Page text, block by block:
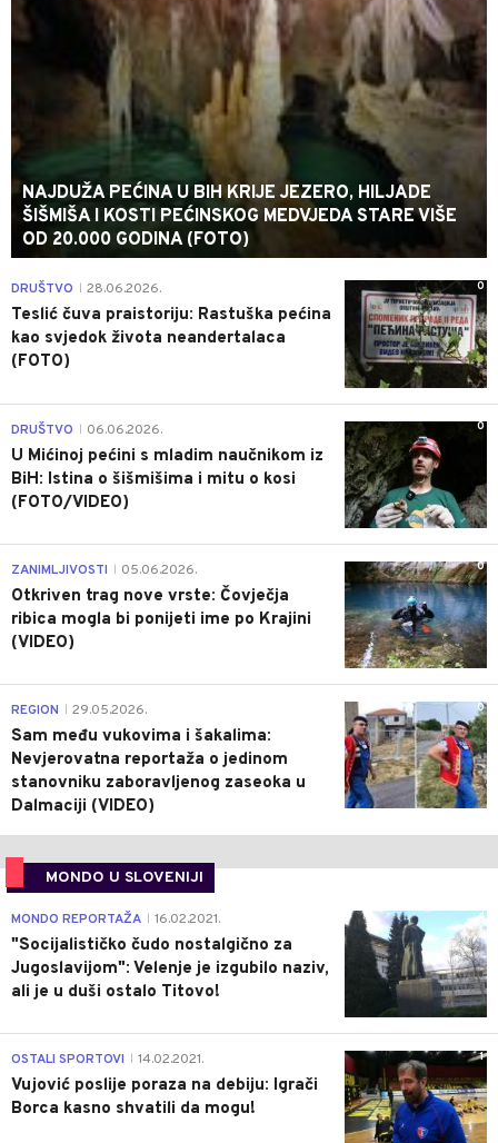
NAJDUŽA PEĆINA U BIH KRIJE JEZERO, HILJADE
ŠIŠMIŠA I KOSTI PEĆINSKOG MEDVJEDA STARE VIŠE
OD 20.000 GODINA (FOTO)
0
DRUŠTVO 28.06.2026.
Teslić čuva praistoriju: Rastuška pećina
kao svjedok života neandertalaca
(FOTO)
0
DRUŠTVO 06.06.2026.
U Mićinoj pećini s mladim naučnikom iz
BiH: Istina o šišmišima i mitu o kosi
(FOTO/VIDEO)
0
ZANIMLJIVOSTI 05.06.2026.
Otkriven trag nove vrste: Čovječja
ribica mogla bi ponijeti ime po Krajini
(VIDEO)
0
REGION 29.05.2026.
Sam među vukovima i šakalima:
Nevjerovatna reportaža o jedinom
stanovniku zaboravljenog zaseoka u
Dalmaciji (VIDEO)
MONDO U SLOVENIJI
4
MONDO REPORTAŽA 16.02.2021.
"Socijalističko čudo nostalgično za
Jugoslavijom": Velenje je izgubilo naziv,
ali je u duši ostalo Titovo!
1
OSTALI SPORTOVI 14.02.2021.
Vujović poslije poraza na debiju: Igrači
Borca kasno shvatili da mogu!